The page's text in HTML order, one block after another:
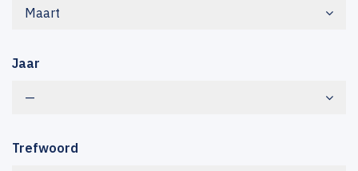
Maart
Jaar
—
Trefwoord